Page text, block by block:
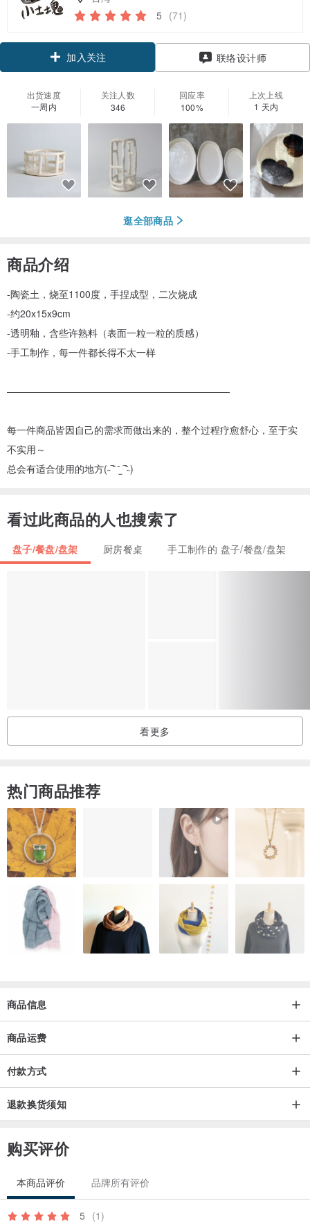
5 (71)
加入关注 联络设计师
出货速度
一周内
关注人数
346
回应率
100%
上次上线
1 天内
逛全部商品
商品介绍
-陶瓷土，烧至1100度，手捏成型，二次烧成
-约20x15x9cm
-透明釉，含些许熟料（表面一粒一粒的质感）
-手工制作，每一件都长得不太一样
———————————————————————
每一件商品皆因自己的需求而做出来的，整个过程疗愈舒心，至于实
不实用～
总会有适合使用的地方(˶‾᷄ ⁻̫ ‾᷅˵)
看过此商品的人也搜索了
盘子/餐盘/盘架 厨房餐桌 手工制作的 盘子/餐盘/盘架
看更多
热门商品推荐
商品信息
商品运费
付款方式
退款换货须知
购买评价
本商品评价 品牌所有评价
5 (1)